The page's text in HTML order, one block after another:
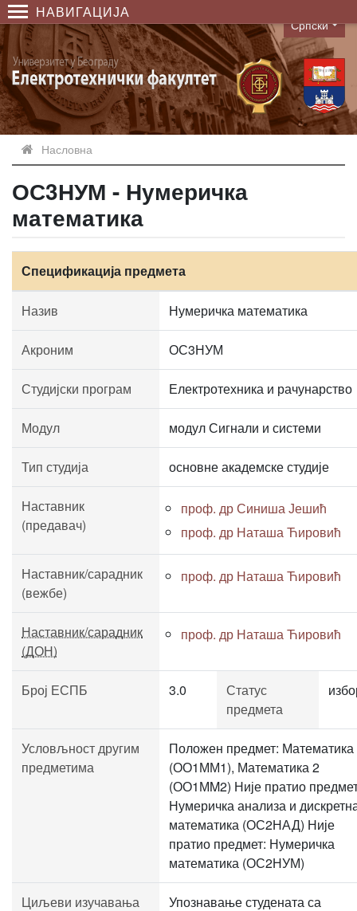
НАВИГАЦИЈА
Language
Српски
Насловна
ОС3НУМ - Нумеричка
математика
Спецификација предмета
Назив Нумеричка математика
Акроним ОС3НУМ
Студијски програм Електротехника и рачунарство
Модул модул Сигнали и системи
Тип студија основне академске студије
Наставник
(предавач)
проф. др Синиша Јешић
проф. др Наташа Ћировић
Наставник/сарадник
(вежбе)
проф. др Наташа Ћировић
Наставник/сарадник
(ДОН)
проф. др Наташа Ћировић
Број ЕСПБ 3.0
Статус
предмета
Условљност другим
предметима
Положен предмет: Математика
(ОО1ММ1), Математика 2
(ОО1МM2) Није пратио
Нумеричка анализа и
математика (ОС2НАД) Није
пратио предмет: Нумеричка
математика (ОС2НУМ)
Циљеви изучавања
Упознавање студената са